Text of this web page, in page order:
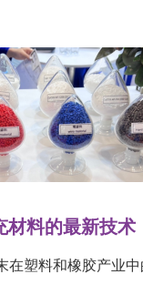
材料的最新技术
在塑料和橡胶产业中